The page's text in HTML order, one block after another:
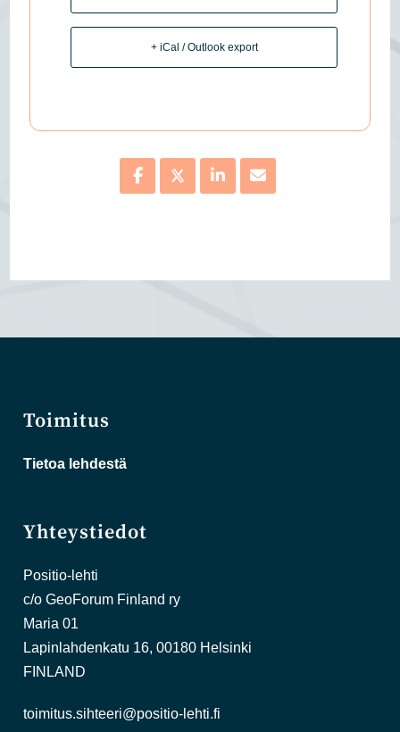
+ iCal / Outlook export
Toimitus
Tietoa lehdestä
Yhteystiedot
Positio-lehti
c/o GeoForum Finland ry
Maria 01
Lapinlahdenkatu 16, 00180 Helsinki
FINLAND
toimitus.sihteeri@positio-lehti.fi